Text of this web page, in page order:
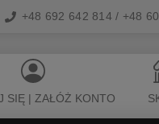
+48 692 642 814 / +48
SIĘ | ZAŁÓŻ KONTO